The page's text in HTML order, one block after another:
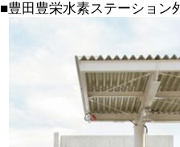
■豊田豊栄水素ステーション